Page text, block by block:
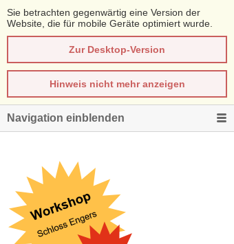
Sie betrachten gegenwärtig eine Version der
Website, die für mobile Geräte optimiert wurde.
Zur Desktop-Version
Hinweis nicht mehr anzeigen
Navigation einblenden